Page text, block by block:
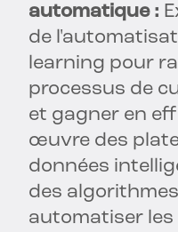
automatique :
de
learning pour
processus de
et gagner en
œuvre des
données
des
automatiser